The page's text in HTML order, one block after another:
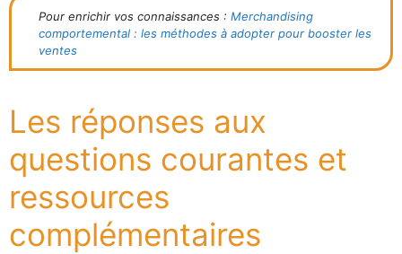
Pour enrichir vos connaissances : Merchandising
comportemental : les méthodes à adopter pour booster les
ventes
Les réponses aux
questions courantes et
ressources
complémentaires